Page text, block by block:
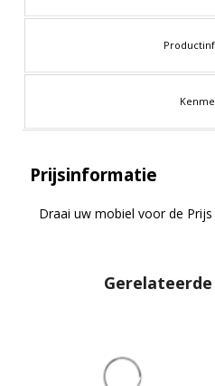
Prijsinformatie
Draai uw mobiel voor de